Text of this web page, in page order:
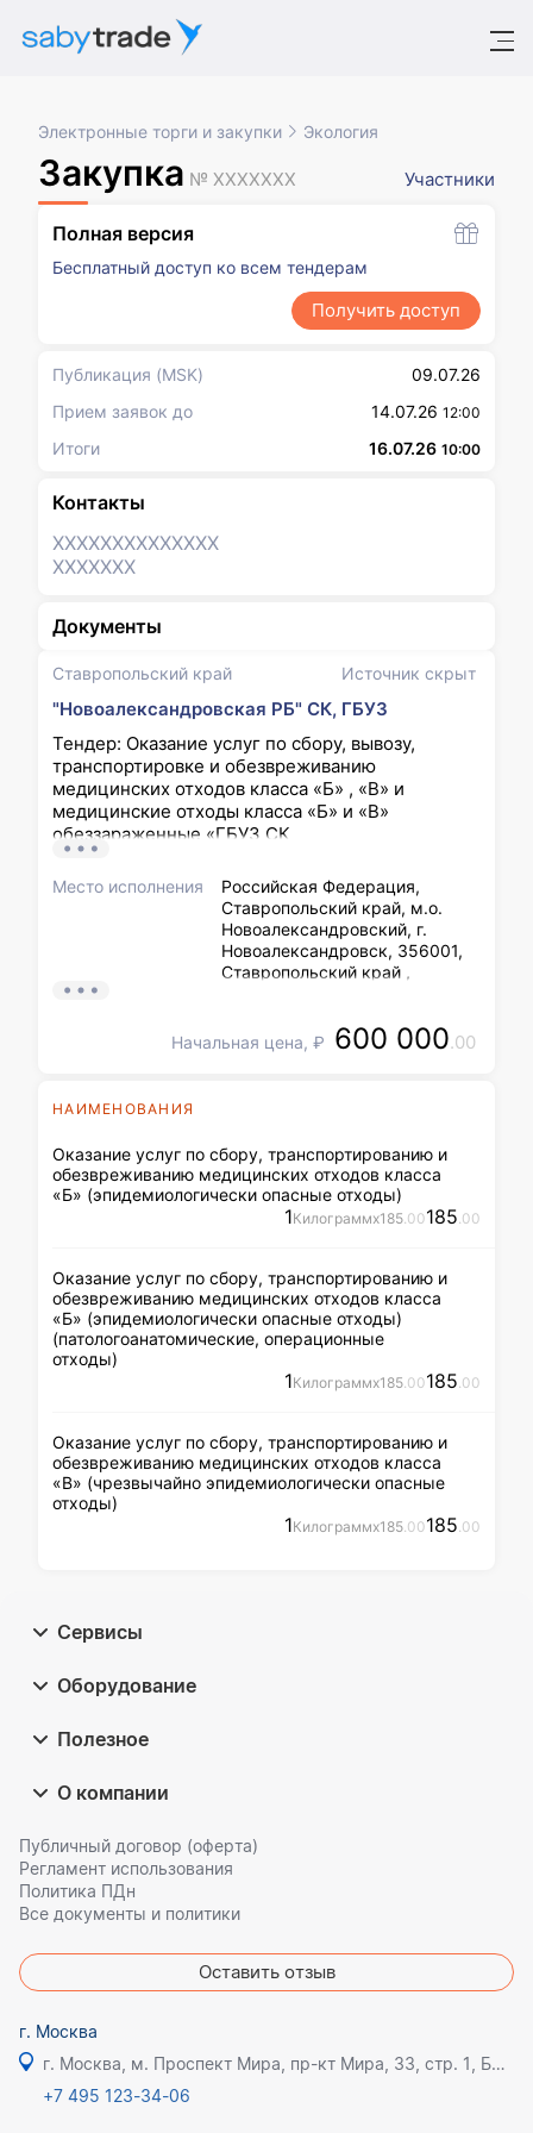
Электронные торги и закупки Экология
Закупка № XXXXXXX Участники
Ставропольский край Источник скрыт
"Новоалександровская РБ" СК, ГБУЗ
Тендер: Оказание услуг по сбору, вывозу,
транспортировке и обезвреживанию
медицинских отходов класса «Б» , «В» и
медицинские отходы класса «Б» и «В»
обеззараженные «ГБУЗ СК
«Новоалександровская РБ».
Место исполнения
Российская Федерация,
Ставропольский край, м.о.
Новоалександровский, г.
Новоалександровск, 356001,
Ставропольский край ,
ПЕР. БОЛЬНИЧНЫЙ, Д.1;
Начальная цена, ₽ 600 000.00
НАИМЕНОВАНИЯ
Оказание услуг по сбору, транспортированию и
обезвреживанию медицинских отходов класса
«Б» (эпидемиологически опасные отходы)
1Килограммx185.00185.00
Оказание услуг по сбору, транспортированию и
обезвреживанию медицинских отходов класса
«Б» (эпидемиологически опасные отходы)
(патологоанатомические, операционные
отходы)
1Килограммx185.00185.00
Оказание услуг по сбору, транспортированию и
обезвреживанию медицинских отходов класса
«В» (чрезвычайно эпидемиологически опасные
отходы)
1Килограммx185.00185.00
Полная версия
Бесплатный доступ ко всем тендерам
Получить доступ
Публикация (MSK)
09.07.26
Прием заявок до
14.07.26 12:00
Итоги 16.07.26 10:00
Контакты
XXXXXXXXXXXXXX
XXXXXXX
Документы
Сервисы
Оборудование
Полезное
О компании
Публичный договор (оферта)
Регламент использования
Политика ПДн
Все документы и политики
Оставить отзыв
г. Москва
г. Москва, м. Проспект Мира, пр-кт Мира, 33, стр. 1, БЦ Олимпик плаза
+7 495 123-34-06